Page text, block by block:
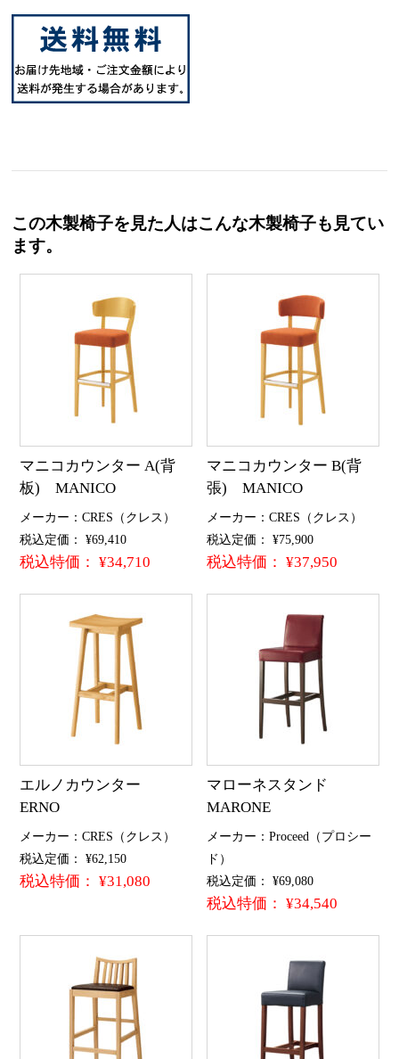
この木製椅子を見た人はこんな木製椅子も見てい
ます。
マニコカウンター A(背
板) MANICO
メーカー：CRES（クレス）
税込定価： ¥69,410
税込特価： ¥34,710
マニコカウンター B(背
張) MANICO
メーカー：CRES（クレス）
税込定価： ¥75,900
税込特価： ¥37,950
エルノカウンター
ERNO
メーカー：CRES（クレス）
税込定価： ¥62,150
税込特価： ¥31,080
マローネスタンド
MARONE
メーカー：Proceed（プロシー
ド）
税込定価： ¥69,080
税込特価： ¥34,540